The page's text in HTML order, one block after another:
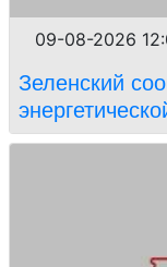
09-08-2026
Зеленский